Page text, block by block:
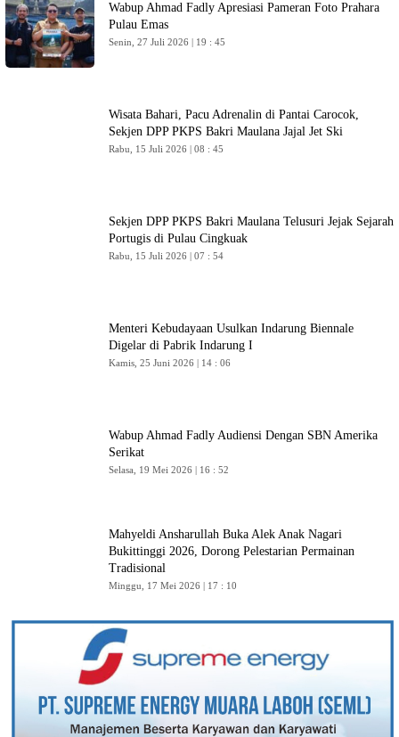
Wabup Ahmad Fadly Apresiasi Pameran Foto Prahara
Pulau Emas
Senin, 27 Juli 2026 | 19 : 45
Wisata Bahari, Pacu Adrenalin di Pantai Carocok,
Sekjen DPP PKPS Bakri Maulana Jajal Jet Ski
Rabu, 15 Juli 2026 | 08 : 45
Sekjen DPP PKPS Bakri Maulana Telusuri Jejak Sejarah
Portugis di Pulau Cingkuak
Rabu, 15 Juli 2026 | 07 : 54
Menteri Kebudayaan Usulkan Indarung Biennale
Digelar di Pabrik Indarung I
Kamis, 25 Juni 2026 | 14 : 06
Wabup Ahmad Fadly Audiensi Dengan SBN Amerika
Serikat
Selasa, 19 Mei 2026 | 16 : 52
Mahyeldi Ansharullah Buka Alek Anak Nagari
Bukittinggi 2026, Dorong Pelestarian Permainan
Tradisional
Minggu, 17 Mei 2026 | 17 : 10